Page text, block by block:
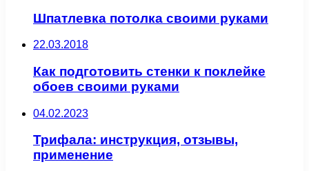
Шпатлевка потолка своими руками
22.03.2018
Как подготовить стенки к поклейке
обоев своими руками
04.02.2023
Трифала: инструкция, отзывы,
применение